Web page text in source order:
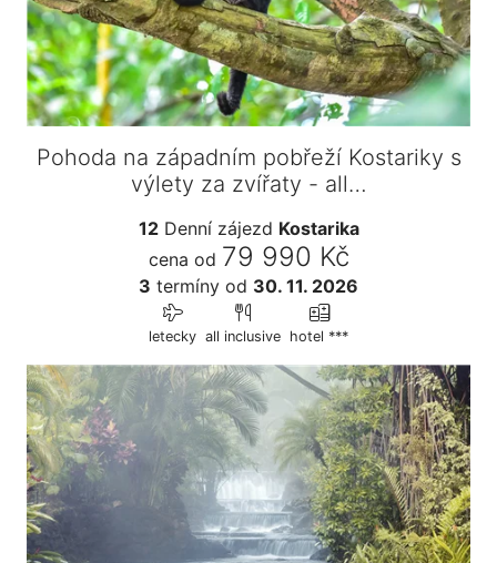
Pohoda na západním pobřeží Kostariky s
výlety za zvířaty - all…
12Denní zájezd Kostarika
cena od 79 990 Kč
3 termíny od 30. 11. 2026
letecky all inclusive hotel ***